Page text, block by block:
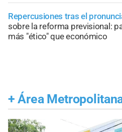
Repercusiones tras el
sobre la reforma previsional:
más "ético" que económico
+ Área